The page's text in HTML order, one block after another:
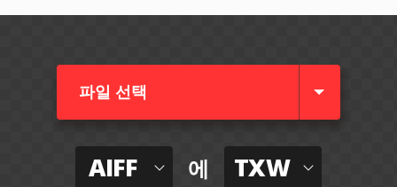
파일 선택
AIFF 에 TXW